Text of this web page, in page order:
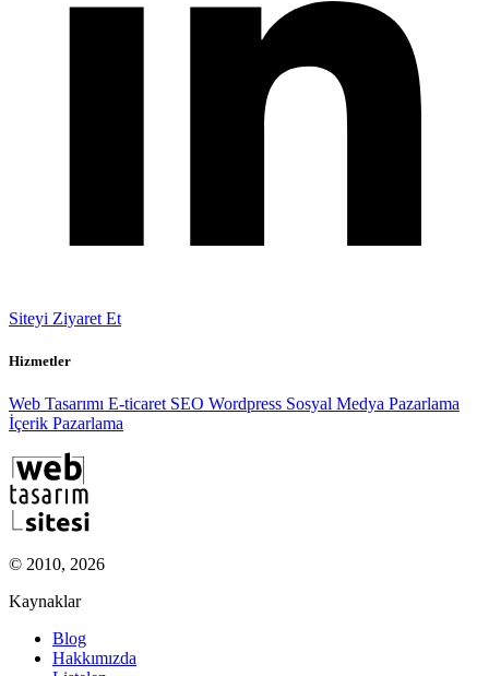
Siteyi Ziyaret Et
Hizmetler
Web Tasarımı E-ticaret SEO Wordpress Sosyal Medya Pazarlama
İçerik Pazarlama
© 2010, 2026
Kaynaklar
Blog
Hakkımızda